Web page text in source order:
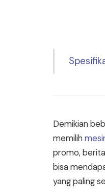
Demikian
memilih
promo,
bisa
yang paling